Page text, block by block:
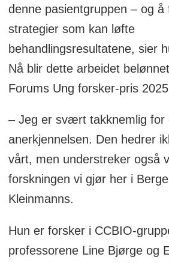
denne pasientgruppen – og å
strategier som kan løfte
behandlingsresultatene, sier
Nå blir dette arbeidet
Forums Ung forsker-pris
– Jeg er svært takknemlig for
anerkjennelsen. Den hedrer
vårt, men understreker også
forskningen vi gjør her i
Kleinmanns.
Hun er forsker i CCBIO-
professorene Line Bjørge og